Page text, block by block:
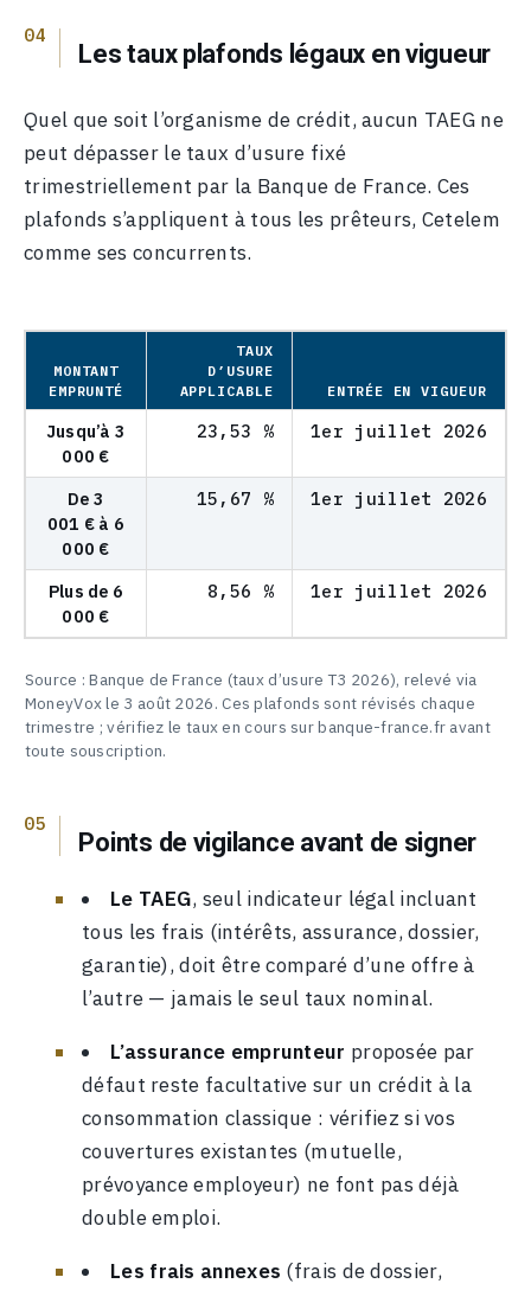
Les taux plafonds légaux en vigueur
Quel que soit l’organisme de crédit, aucun TAEG ne
peut dépasser le taux d’usure fixé
trimestriellement par la Banque de France. Ces
plafonds s’appliquent à tous les prêteurs, Cetelem
comme ses concurrents.
MONTANT
EMPRUNTÉ
TAUX
D’USURE
APPLICABLE
ENTRÉE EN VIGUEUR
Jusqu’à 3
000 €
23,53 % 1er juillet 2026
De 3
001 € à 6
000 €
15,67 % 1er juillet 2026
Plus de 6
000 €
8,56 % 1er juillet 2026
Source : Banque de France (taux d’usure T3 2026), relevé via
MoneyVox le 3 août 2026. Ces plafonds sont révisés chaque
trimestre ; vérifiez le taux en cours sur banque-france.fr avant
toute souscription.
Points de vigilance avant de signer
Le TAEG, seul indicateur légal incluant
tous les frais (intérêts, assurance, dossier,
garantie), doit être comparé d’une offre à
l’autre — jamais le seul taux nominal.
L’assurance emprunteur proposée par
défaut reste facultative sur un crédit à la
consommation classique : vérifiez si vos
couvertures existantes (mutuelle,
prévoyance employeur) ne font pas déjà
double emploi.
Les frais annexes (frais de dossier,